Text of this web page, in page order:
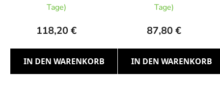
Tage)
118,20 €
IN DEN WARENKORB
Tage)
87,80 €
IN DEN WARENKORB